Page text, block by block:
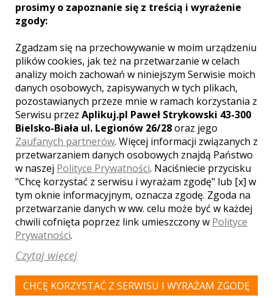
Hotel-Restaurcja Dowhań
Nowe
Hotel Dowhań bazę wypadowa w takie ciekawe miejsca, jak
szlak Zamków Krzyżackich, czy obszar Borów Tucholskich.
Organizujemy w obiekcie również udane przyjęcia
okolicznościowe.
Wybierając się w długą podróż Gościu Drogi nie zapomnij
wstąpić w nasze progi, polecamy standard pobytowy
trzech gwiazdek, oraz pyszne dania naszej kuchni.
prosimy o zapoznanie się z treścią i wyrażenie
zgody:
Zgadzam się na przechowywanie w moim urządzeniu
plików cookies, jak też na przetwarzanie w celach
analizy moich zachowań w niniejszym Serwisie moich
danych osobowych, zapisywanych w tych plikach,
pozostawianych przeze mnie w ramach korzystania z
Serwisu przez Aplikuj.pl Paweł Strykowski 43-300
Bielsko-Biała ul. Legionów 26/28oraz jego
Zaufanych partnerów. Więcej informacji związanych z
przetwarzaniem danych osobowych znajdą Państwo
w naszej Polityce Prywatności. Naciśniecie przycisku
"Chcę korzystać z serwisu i wyrażam zgodę" lub [x] w
tym oknie informacyjnym, oznacza zgodę. Zgoda na
przetwarzanie danych w ww. celu może być w każdej
chwili cofnięta poprzez link umieszczony w Polityce
Prywatności.
Czytaj więcej
CHCĘ KORZYSTAĆ Z SERWISU I WYRAŻAM ZGODĘ